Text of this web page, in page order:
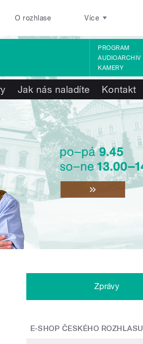
O rozhlase Více
PROGRAM
AUDIOARCHIV
KAMERY
Jak nás naladíte Kontakt
Zprávy
E-SHOP ČESKÉHO ROZHLASU